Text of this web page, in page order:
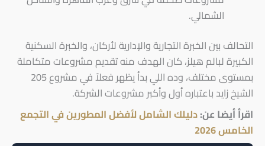
الشمالي.
التحالف بين الخبرة التجارية والإدارية لأركان، والخبرة السكنية
الكبيرة لبالم هيلز، كان الهدف منه تقديم مشروعات متكاملة
بمستوى مختلف، وده اللي بدأ يظهر فعلاً في مشروع 205
الشيخ زايد باعتباره أول وأكبر مشروعات الشركة.
اقرأ أيضا عن:دليلك الشامل لأفضل المطورين في التجمع
الخامس 2026